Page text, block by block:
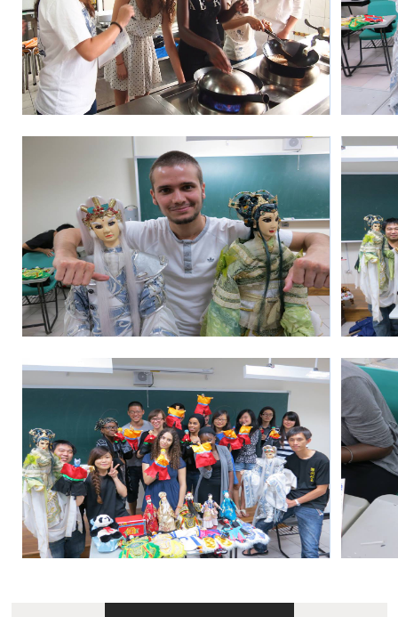
E-mail : dept_chilance@stust.edu.tw TEL：+886-
62533131 Ext.6010、 6011
STUST ( Southern Taiwan University of Science and
Technology ) Chinese Language Center
Address : No. 1, Nan-Tai Street, Yungkang Dist., Tainan City
710, Taiwan R.O.C.